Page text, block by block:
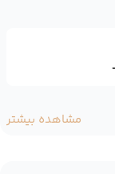
مشاهده بیشتر